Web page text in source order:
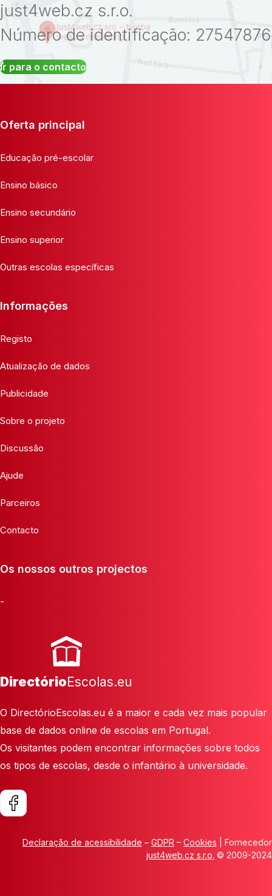
just4web.cz s.r.o.
Número de identificação: 27547876
Ir para o contacto
Oferta principal
Educação pré-escolar
Ensino básico
Ensino secundário
Ensino superior
Outras escolas específicas
Informações
Registo
Atualização de dados
Publicidade
Sobre o projeto
Discussão
Ajude
Parceiros
Contacto
Os nossos outros projectos
-
DirectórioEscolas.eu
O DirectórioEscolas.eu é a maior e cada vez mais popular
base de dados online de escolas em Portugal.
Os visitantes podem encontrar informações sobre todos
os tipos de escolas, desde o infantário à universidade.
Declaração de acessibilidade – GDPR – Cookies | Fornecedor
just4web.cz s.r.o. © 2009-2024